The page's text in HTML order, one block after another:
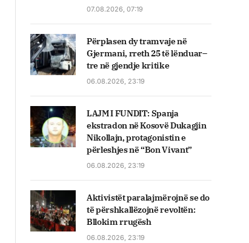
07.08.2026, 07:19
Përplasen dy tramvaje në
Gjermani, rreth 25 të lënduar–
tre në gjendje kritike
06.08.2026, 23:19
LAJM I FUNDIT: Spanja
ekstradon në Kosovë Dukagjin
Nikollajn, protagonistin e
përleshjes në “Bon Vivant”
06.08.2026, 23:19
Aktivistët paralajmërojnë se do
të përshkallëzojnë revoltën:
Bllokim rrugësh
06.08.2026, 23:19